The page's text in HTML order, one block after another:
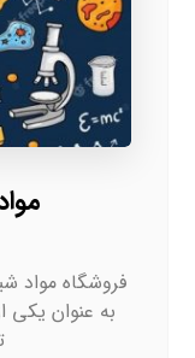
فروشگاه مواد
به عنوان یکی